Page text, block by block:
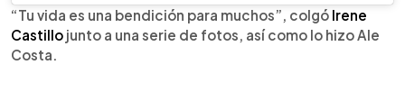
“Tu vida es una bendición para muchos”, colgó Irene
Castillo junto a una serie de fotos, así como lo hizo Ale
Costa.